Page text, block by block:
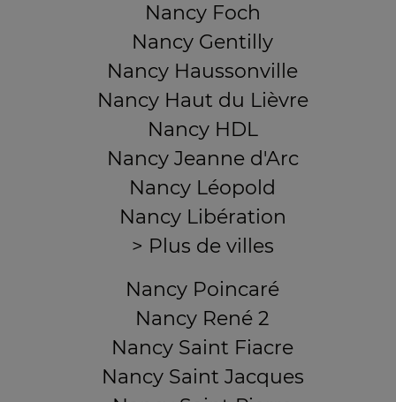
Nancy Foch
Nancy Gentilly
Nancy Haussonville
Nancy Haut du Lièvre
Nancy HDL
Nancy Jeanne d'Arc
Nancy Léopold
Nancy Libération
> Plus de villes
Nancy Poincaré
Nancy René 2
Nancy Saint Fiacre
Nancy Saint Jacques